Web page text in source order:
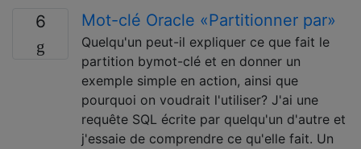
6 Mot-clé Oracle «Partitionner par»
Quelqu'un peut-il expliquer ce que fait le
partition bymot-clé et en donner un
exemple simple en action, ainsi que
pourquoi on voudrait l'utiliser? J'ai une
requête SQL écrite par quelqu'un d'autre et
j'essaie de comprendre ce qu'elle fait. Un